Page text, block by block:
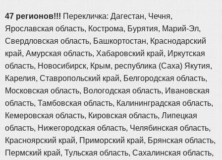
47 регионов!!! Перекличка: Дагестан, Чечня,
Ярославская область, Кострома, Бурятия, Марий-Эл,
Свердловская область, Башкортостан, Краснодарский
край, Амурская область, Хабаровский край, Иркутская
область, Новосибирск, Крым, республика (Саха) Якутия,
Карелия, Ставропольский край, Белгородская область,
Московская область, Вологодская область, Ивановская
область, Тамбовская область, Калининградская область,
Кемеровская область, Кировская область, Липецкая
область, Нижегородская область, Челябинская область,
Красноярский край, Приморский край, Брянская область,
Пермский край, Тульская область, Сахалинская область,